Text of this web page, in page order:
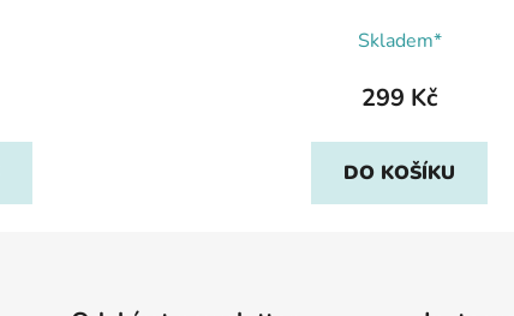
Skladem*
299 Kč
DO KOŠÍKU